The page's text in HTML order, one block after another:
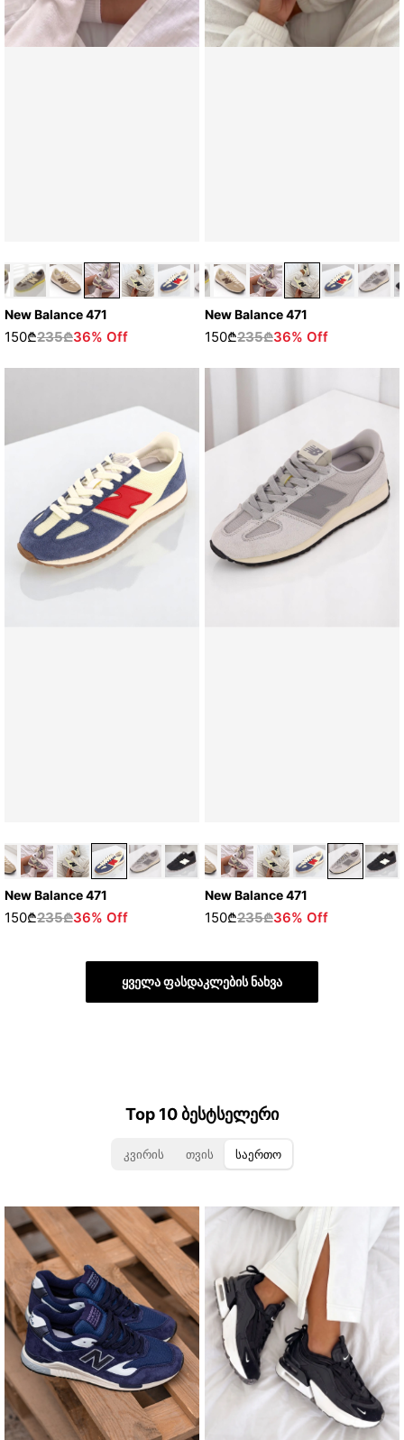
New Balance 471
150₾235₾36% Off
New Balance 471
150₾235₾36% Off
New Balance 471
150₾235₾36% Off
New Balance 471
150₾235₾36% Off
ყველა ფასდაკლების ნახვა
Top 10 ბესტსელერი
კვირის თვის საერთო